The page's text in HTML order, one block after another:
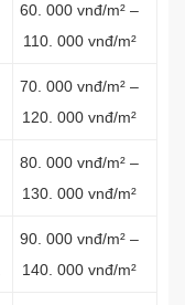
60. 000 vnđ/m² –
110. 000 vnđ/m²
70. 000 vnđ/m² –
120. 000 vnđ/m²
80. 000 vnđ/m² –
130. 000 vnđ/m²
90. 000 vnđ/m² –
140. 000 vnđ/m²